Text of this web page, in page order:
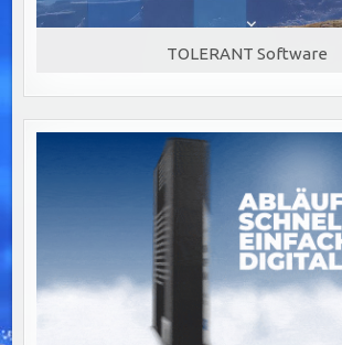
TOLERANT Software